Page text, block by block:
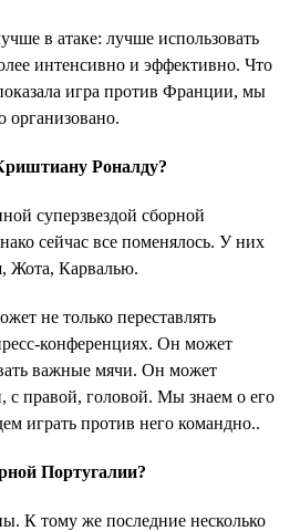
в атаке: лучше использовать
интенсивно и эффективно. Что
игра против Франции, мы
организовано.
Роналду?
суперзвездой сборной
сейчас все поменялось. У них
Жота, Карвалью.
не только переставлять
конференциях. Он может
важные мячи. Он может
с правой, головой. Мы знаем о его
играть против него командно..
Португалии?
К тому же последние несколько